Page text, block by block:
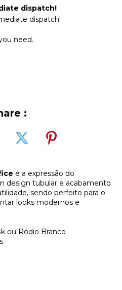
dispatch!
dispatch!
need.
:
é a expressão do
design tubular e acabamento
sendo perfeito para o
looks modernos e
ou Ródio Branco